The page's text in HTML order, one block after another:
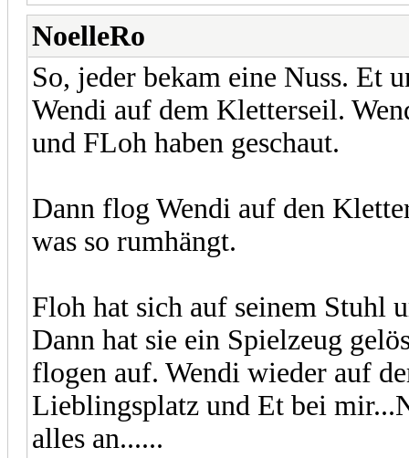
NoelleRo
So, jeder bekam eine Nuss. Et
Wendi auf dem Kletterseil.
und FLoh haben geschaut.
Dann flog Wendi auf den
was so rumhängt.
Floh hat sich auf seinem Stuhl
Dann hat sie ein Spielzeug
flogen auf. Wendi wieder auf
Lieblingsplatz und Et bei
alles an......